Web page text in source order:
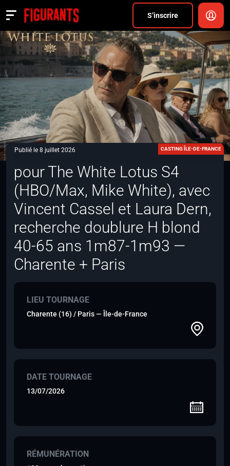
S’inscrire
Actualités
ANNONCER
FAQ
S’inscrire
CONNEXION
Publié le 8 juillet 2026
CASTING ÎLE-DE-FRANCE
pour The White Lotus S4
(HBO/Max, Mike White), avec
Vincent Cassel et Laura Dern,
recherche doublure H blond
40-65 ans 1m87-1m93 —
Charente + Paris
LIEU TOURNAGE
Charente (16) / Paris — Île-de-France
DATE TOURNAGE
13/07/2026
RÉMUNÉRATION